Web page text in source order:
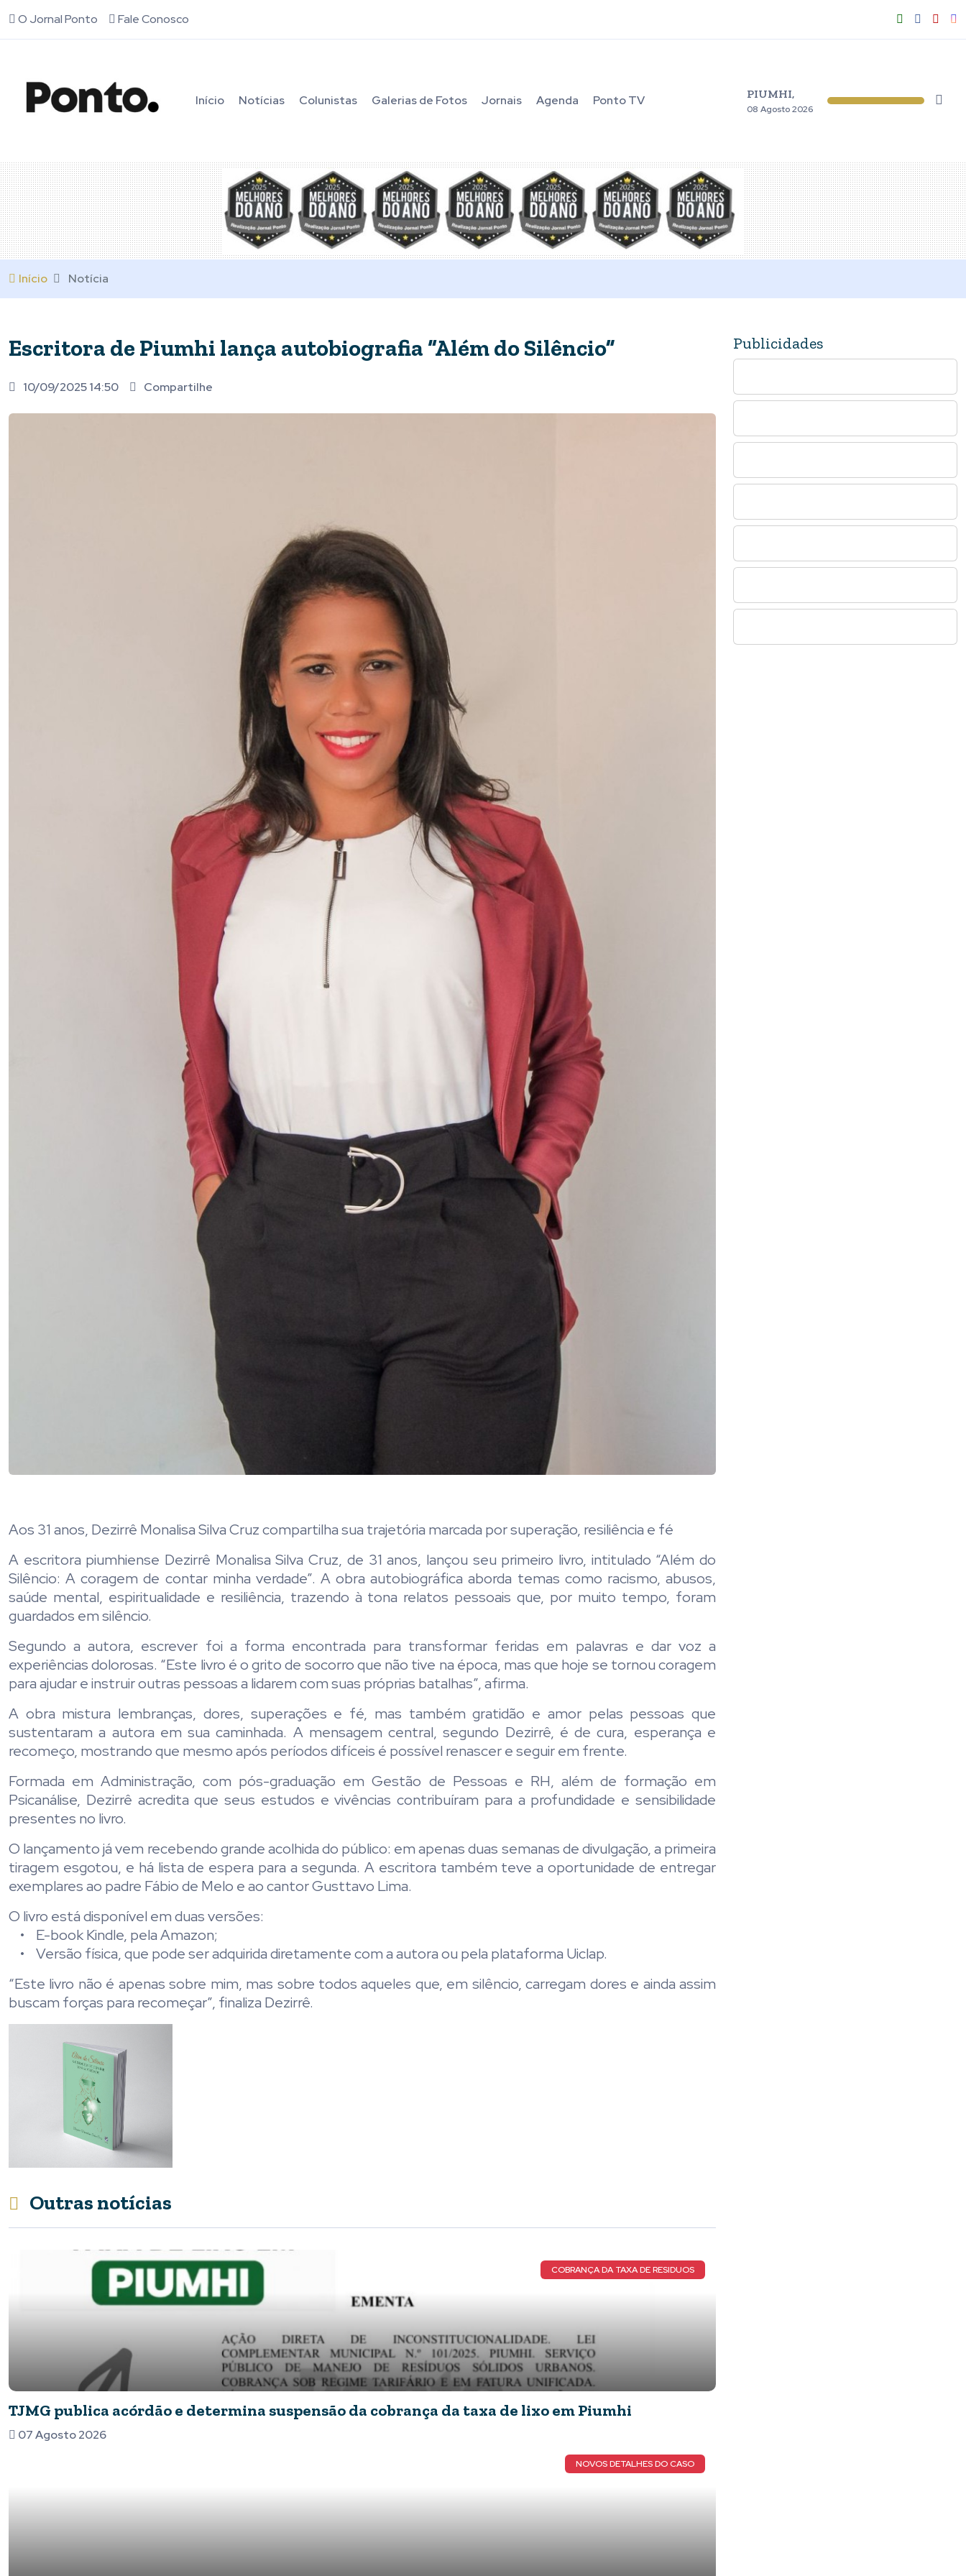
O Jornal Ponto Fale Conosco
Início Notícias Colunistas Galerias de Fotos Jornais Agenda Ponto TV PIUMHI,
08 Agosto 2026
Início Notícia
Escritora de Piumhi lança autobiografia “Além do Silêncio”
10/09/2025 14:50 Compartilhe
Aos 31 anos, Dezirrê Monalisa Silva Cruz compartilha sua trajetória marcada por superação, resiliência e fé
A escritora piumhiense Dezirrê Monalisa Silva Cruz, de 31 anos, lançou seu primeiro livro, intitulado “Além do
Silêncio: A coragem de contar minha verdade”. A obra autobiográfica aborda temas como racismo, abusos,
saúde mental, espiritualidade e resiliência, trazendo à tona relatos pessoais que, por muito tempo, foram
guardados em silêncio.
Segundo a autora, escrever foi a forma encontrada para transformar feridas em palavras e dar voz a
experiências dolorosas. “Este livro é o grito de socorro que não tive na época, mas que hoje se tornou coragem
para ajudar e instruir outras pessoas a lidarem com suas próprias batalhas”, afirma.
A obra mistura lembranças, dores, superações e fé, mas também gratidão e amor pelas pessoas que
sustentaram a autora em sua caminhada. A mensagem central, segundo Dezirrê, é de cura, esperança e
recomeço, mostrando que mesmo após períodos difíceis é possível renascer e seguir em frente.
Formada em Administração, com pós-graduação em Gestão de Pessoas e RH, além de formação em
Psicanálise, Dezirrê acredita que seus estudos e vivências contribuíram para a profundidade e sensibilidade
presentes no livro.
O lançamento já vem recebendo grande acolhida do público: em apenas duas semanas de divulgação, a primeira
tiragem esgotou, e há lista de espera para a segunda. A escritora também teve a oportunidade de entregar
exemplares ao padre Fábio de Melo e ao cantor Gusttavo Lima.
O livro está disponível em duas versões:
• E-book Kindle, pela Amazon;
• Versão física, que pode ser adquirida diretamente com a autora ou pela plataforma Uiclap.
“Este livro não é apenas sobre mim, mas sobre todos aqueles que, em silêncio, carregam dores e ainda assim
buscam forças para recomeçar”, finaliza Dezirrê.
Outras notícias
COBRANÇA DA TAXA DE RESIDUOS
TJMG publica acórdão e determina suspensão da cobrança da taxa de lixo em Piumhi
07 Agosto 2026
NOVOS DETALHES DO CASO
Publicidades